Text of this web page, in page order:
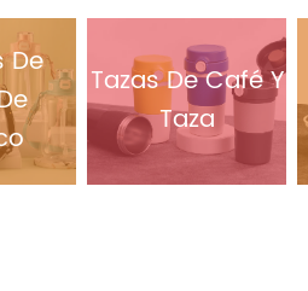
De
Tazas De Café Y
Taza